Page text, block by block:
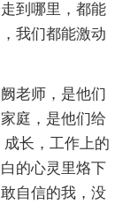
到哪里，都能
我们都能激动
老师，是他们
庭，是他们给
长，工作上的
的心灵里烙下
自信的我，没